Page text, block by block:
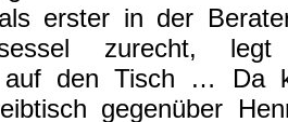
erster in der
zurecht,
auf den Tisch … Da
gegenüber